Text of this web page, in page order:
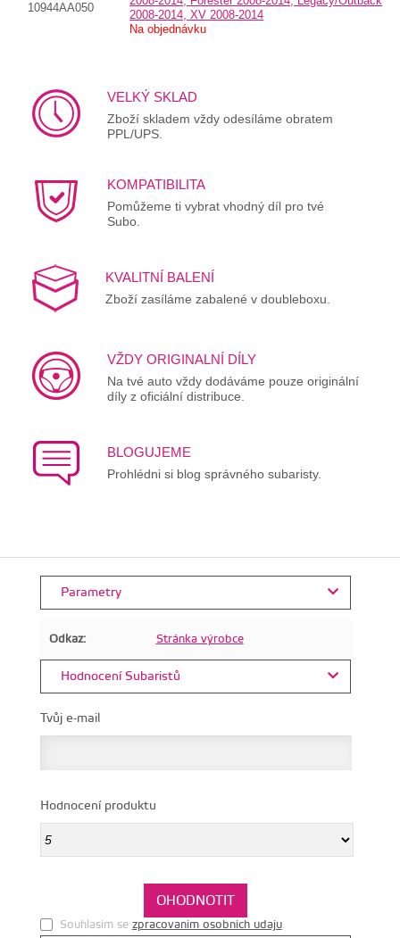
10944AA050
2008-2014, XV 2008-2014
Na objednávku
VELKÝ SKLAD
Zboží skladem vždy odesíláme obratem
PPL/UPS.
KOMPATIBILITA
Pomůžeme ti vybrat vhodný díl pro tvé
Subo.
KVALITNÍ BALENÍ
Zboží zasíláme zabalené v doubleboxu.
VŽDY ORIGINALNÍ DÍLY
Na tvé auto vždy dodáváme pouze originální
díly z oficiální distribuce.
BLOGUJEME
Prohlédni si blog správného subaristy.
Parametry
Odkaz: Stránka výrobce
Hodnocení Subaristů
Tvůj e-mail
Hodnocení produktu
Souhlasim se zpracovanim osobnich udaju.